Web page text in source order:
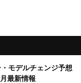
モデルチェンジ予想
最新情報